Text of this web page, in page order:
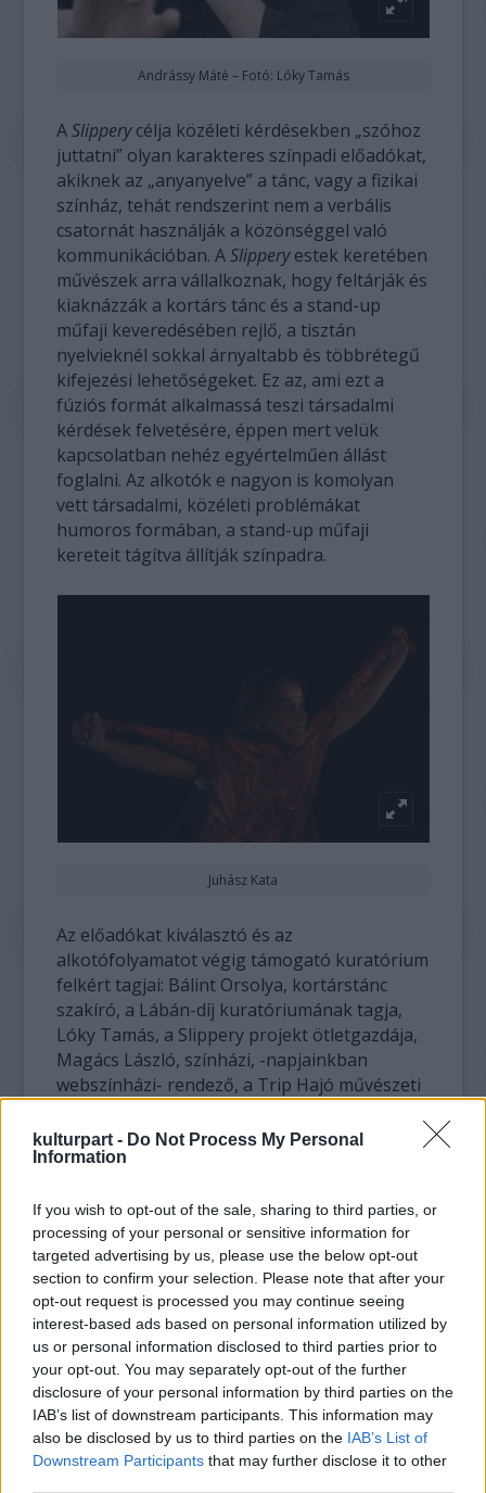
kulturpart - Do Not Process My Personal
Information
If you wish to opt-out of the sale, sharing to third parties, or
processing of your personal or sensitive information for
targeted advertising by us, please use the below opt-out
section to confirm your selection. Please note that after your
opt-out request is processed you may continue seeing
interest-based ads based on personal information utilized by
us or personal information disclosed to third parties prior to
your opt-out. You may separately opt-out of the further
disclosure of your personal information by third parties on the
IAB’s list of downstream participants. This information may
also be disclosed by us to third parties on the IAB’s List of
Downstream Participants that may further disclose it to other
Andrássy Máté – Fotó: Lóky Tamás
ASlipperycélja közéleti kérdésekben „szóhoz
juttatni” olyan karakteres színpadi előadókat,
akiknek az „anyanyelve” a tánc, vagy a fizikai
színház, tehát rendszerint nem a verbális
csatornát használják a közönséggel való
kommunikációban. ASlipperyestek keretében
művészek arra vállalkoznak, hogy feltárják és
kiaknázzák a kortárs tánc és a stand-up
műfaji keveredésében rejlő, a tisztán
nyelvieknél sokkal árnyaltabb és többrétegű
kifejezési lehetőségeket. Ez az, ami ezt a
fúziós formát alkalmassá teszi társadalmi
kérdések felvetésére, éppen mert velük
kapcsolatban nehéz egyértelműen állást
foglalni. Az alkotók e nagyon is komolyan
vett társadalmi, közéleti problémákat
humoros formában, a stand-up műfaji
kereteit tágítva állítják színpadra.
Juhász Kata
Az előadókat kiválasztó és az
alkotófolyamatot végig támogató kuratórium
felkért tagjai: Bálint Orsolya, kortárstánc
szakíró, a Lábán-díj kuratóriumának tagja,
Lóky Tamás, a Slippery projekt ötletgazdája,
Magács László, színházi, -napjainkban
webszínházi- rendező, a Trip Hajó művészeti
előadások társalkotója, színházi dramaturg.
„Bízom benne, hogy az az egykor igen széles
réteg, amelyik nem is olyan régen például
Hofi Géza olykor zenés színházba hajló,
főként közéleti témákkal foglalkozó estjeinek
közönsége volt, ma is megnyerhető egy olyan
XXI. századi műfaj számára, ahol komplex
tehetségekkel megáldott előadók a megfelelő
humorral, de nagyon is komoly,
mindannyiunkat érintő témákat járnak körül
művészeti eszközök segítségével. Ezzel
visszahelyezzük a színházat antik szerepébe,